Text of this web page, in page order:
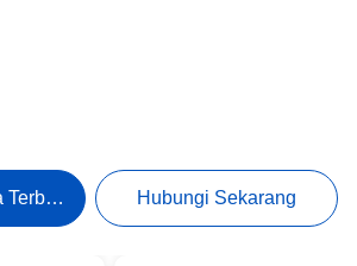
Hubungi Sekarang